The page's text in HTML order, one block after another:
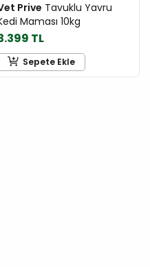
Prive Tavuklu Yavru
Maması 10kg
TL
Sepete Ekle